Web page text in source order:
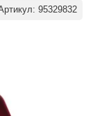
95329832